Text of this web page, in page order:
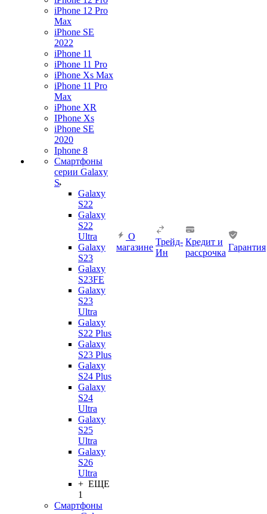
iPhone 12 Pro
Max
iPhone SE
2022
iPhone 11
iPhone 11 Pro
iPhone Xs Max
iPhone 11 Pro
Max
iPhone XR
IPhone Xs
iPhone SE
2020
Iphone 8
Смартфоны
серии Galaxy
S
Galaxy
S22
Galaxy
S22
Ultra
Galaxy
S23
Galaxy
S23FE
Galaxy
S23
Ultra
Galaxy
S22 Plus
Galaxy
S23 Plus
Galaxy
S24 Plus
Galaxy
S24
Ultra
Galaxy
S25
Ultra
Galaxy
S26
Ultra
+ ЕЩЕ
1
Смартфоны
О
магазине
Трейд-
Ин
Кредит и
рассрочка
Гарантия